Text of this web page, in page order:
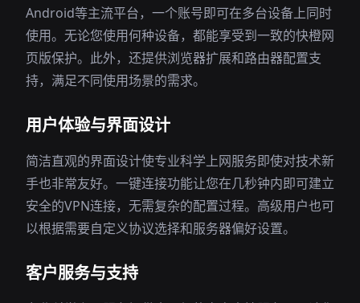
Android等主流平台，一个账号即可在多台设备上同时
使用。无论您使用何种设备，都能享受到一致的快橙网
页版保护。此外，还提供浏览器扩展和路由器配置支
持，满足不同使用场景的需求。
用户体验与界面设计
简洁直观的界面设计使专业科学上网服务即使对技术新
手也非常友好。一键连接功能让您在几秒钟内即可建立
安全的VPN连接，无需复杂的配置过程。高级用户也可
以根据需要自定义协议选择和服务器偏好设置。
客户服务与支持